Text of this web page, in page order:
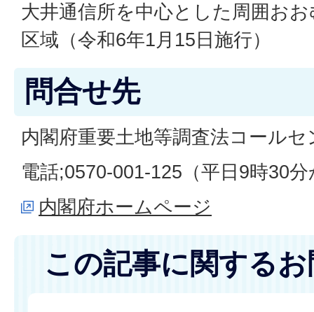
大井通信所を中心とした周囲お
区域（令和6年1月15日施行）
問合せ先
内閣府重要土地等調査法コールセ
電話;0570-001-125（平日9時30
内閣府ホームページ
この記事に関する